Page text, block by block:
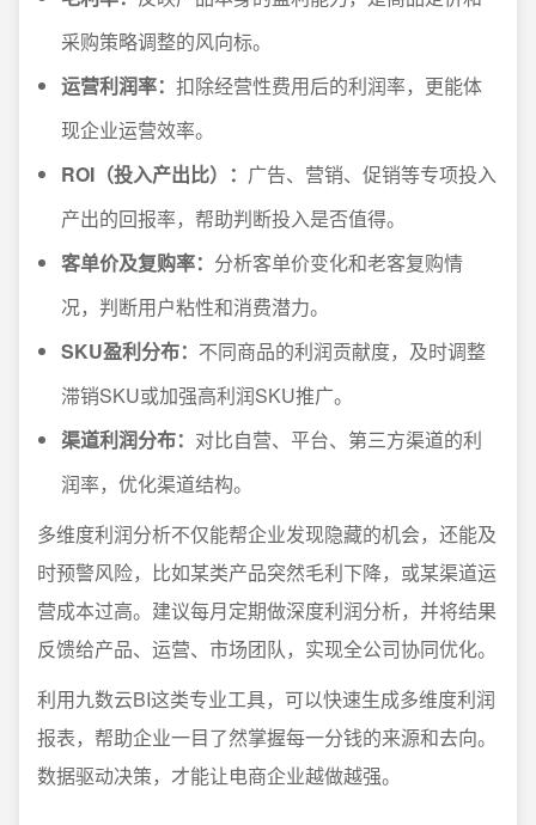
采购策略调整的风向标。
运营利润率： 扣除经营性费用后的利润率，更能体
现企业运营效率。
ROI（投入产出比）： 广告、营销、促销等专项投入
产出的回报率，帮助判断投入是否值得。
客单价及复购率： 分析客单价变化和老客复购情
况，判断用户粘性和消费潜力。
SKU盈利分布： 不同商品的利润贡献度，及时调整
滞销SKU或加强高利润SKU推广。
渠道利润分布： 对比自营、平台、第三方渠道的利
润率，优化渠道结构。
多维度利润分析不仅能帮企业发现隐藏的机会，还能及
时预警风险，比如某类产品突然毛利下降，或某渠道运
营成本过高。建议每月定期做深度利润分析，并将结果
反馈给产品、运营、市场团队，实现全公司协同优化。
利用九数云BI这类专业工具，可以快速生成多维度利润
报表，帮助企业一目了然掌握每一分钱的来源和去向。
数据驱动决策，才能让电商企业越做越强。